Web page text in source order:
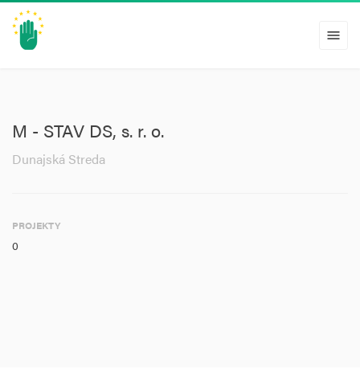
menu
M - STAV DS, s. r. o.
Dunajská Streda
PROJEKTY
0